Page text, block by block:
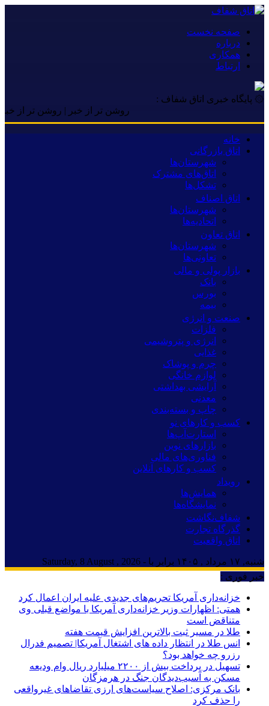
صفحه نخست
درباره
همکاری
ارتباط
۞ پایگاه خبری اتاق شفاف :
روشن تر از خبر | روشن تر از خبر |
خانه
اتاق بازرگانی
شهرستان‌ها
اتاق‌های مشترک
تشکل‌ها
اتاق اصناف
شهرستان‌ها
اتحادیه‌ها
اتاق تعاون
شهرستان‌ها
تعاونی‌ها
بازار پولی و مالی
بانک
بورس
بیمه
صنعت و انرژی
فلزات
انرژی و پتروشیمی
غذایی
چرم و پوشاک
لوازم خانگی
آرایشی بهداشتی
معدنی
چاپ و بسته‌بندی
کسب و کارهای نو
استارت‌آپ‌ها
بازارهای نوین
فناوری‌های مالی
کسب و کارهای آنلاین
رویداد
همایش‌ها
نمایشگاه‌ها
شفاف‌نگاشت
گذرگاه تجارت
اتاق واقعیت
شنبه, ۱۷ مرداد , ۱۴۰۵ برابر با - Saturday, 8 August , 2026
خبر فوری :
خزانه‌داری آمریکا تحریم‌های جدیدی علیه ایران اعمال کرد
همتی: اظهارات وزیر خزانه‌داری آمریکا با مواضع قبلی وی
متناقض است
طلا در مسیر ثبت بالاترین افزایش قیمت هفته
انس طلا در انتظار داده های اشتغال آمریکا| تصمیم فدرال
رزرو چه خواهد بود؟
تسهیل در پرداخت بیش از ۲۲۰۰ میلیارد ریال وام ودیعه
مسکن به آسیب‌دیدگان جنگ در هرمزگان
بانک مرکزی: اصلاح سیاست‌های ارزی تقاضاهای غیرواقعی
را حذف کرد